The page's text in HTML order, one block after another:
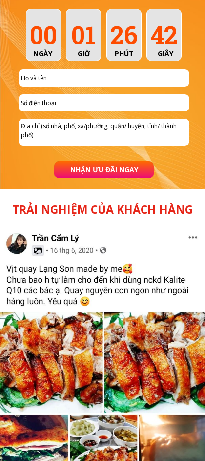
00 01 26 39
NGÀY GIỜ PHÚT GIÂY
NHẬN ƯU ĐÃI NGAY
TRẢI NGHIỆM CỦA KHÁCH HÀNG